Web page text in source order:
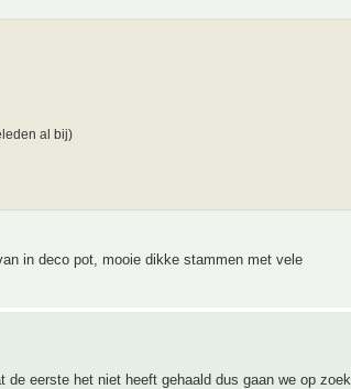
al bij)
in deco pot, mooie dikke stammen met vele
de eerste het niet heeft gehaald dus gaan we op zoek